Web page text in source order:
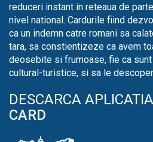
reduceri instant in reteaua de
nivel national. Cardurile fiind
ca un indemn catre romani sa
tara, sa constientizeze ca avem
deosebite si frumoase, fie ca
cultural-turistice, si sa le
DESCARCA APLICATIA
CARD